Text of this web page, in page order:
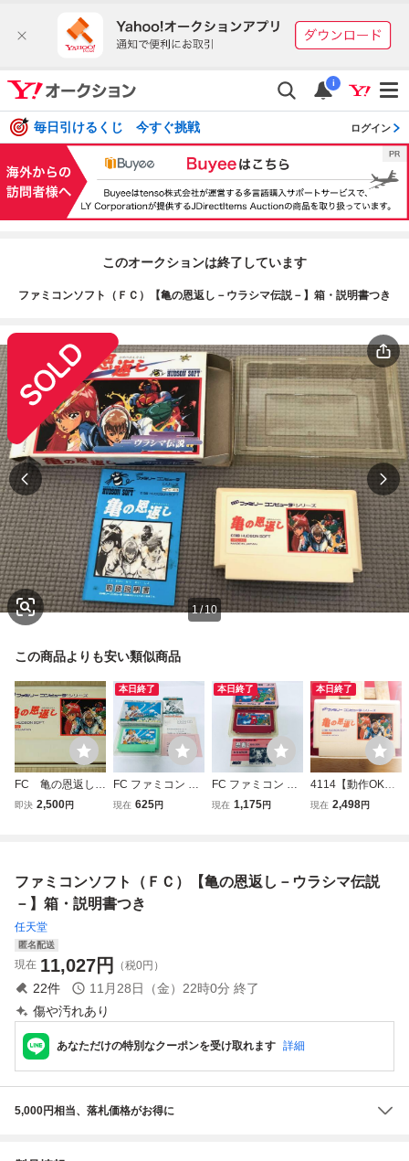
i
毎日引けるくじ 今すぐ挑戦 ログイン
このオークションは終了しています
ファミコンソフト（ＦＣ）【亀の恩返し－ウラシマ伝説－】箱・説明書つき
1/10
この商品よりも安い類似商品
FC 亀の恩返し
ファミコンソフ
即決 2,500円
本日終了
FC ファミコン ゴ
ルフ倶楽部バーデ
現在 625円
本日終了
FC ファミコン 忍
者くん 魔城の冒
現在 1,175円
本日終了
4114【動作OK】
亀の恩返し ウラシ
現在 2,498円
ファミコンソフト（ＦＣ）【亀の恩返し－ウラシマ伝説
－】箱・説明書つき
任天堂
匿名配送
現在 11,027円 （税0円）
22件 11月28日（金）22時0分 終了
傷や汚れあり
あなただけの特別なクーポンを受け取れます 詳細
5,000円相当、落札価格がお得に